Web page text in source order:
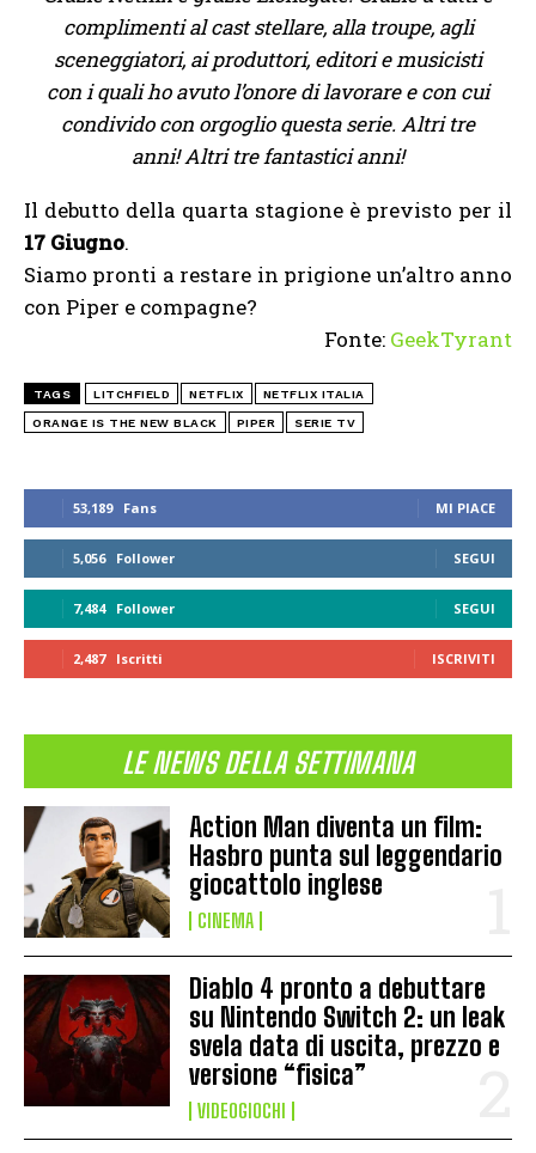
53,189 Fans MI PIACE
5,056 Follower SEGUI
7,484 Follower SEGUI
2,487 Iscritti ISCRIVITI
LE NEWS DELLA SETTIMANA
Action Man diventa un film:
Hasbro punta sul leggendario
giocattolo inglese
CINEMA
Diablo 4 pronto a debuttare
su Nintendo Switch 2: un leak
svela data di uscita, prezzo e
versione “fisica”
VIDEOGIOCHI
complimenti al cast stellare, alla troupe, agli
sceneggiatori, ai produttori, editori e musicisti
con i quali ho avuto l’onore di lavorare e con cui
condivido con orgoglio questa serie. Altri tre
anni! Altri tre fantastici anni!
Il debutto della quarta stagione è previsto per il
17 Giugno.
Siamo pronti a restare in prigione un’altro anno
con Piper e compagne?
Fonte: GeekTyrant
TAGS LITCHFIELD NETFLIX NETFLIX ITALIA
ORANGE IS THE NEW BLACK PIPER SERIE TV